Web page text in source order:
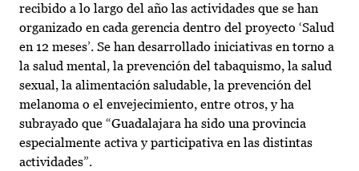
recibido a lo largo del año las actividades que se han
organizado en cada gerencia dentro del proyecto ‘Salud
en 12 meses’. Se han desarrollado iniciativas en torno a
la salud mental, la prevención del tabaquismo, la salud
sexual, la alimentación saludable, la prevención del
melanoma o el envejecimiento, entre otros, y ha
subrayado que “Guadalajara ha sido una provincia
especialmente activa y participativa en las distintas
actividades”.